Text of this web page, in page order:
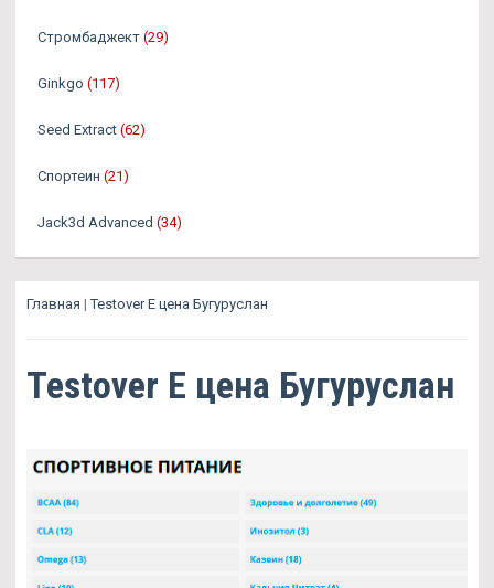
Стромбаджект (29)
Ginkgo (117)
Seed Extract (62)
Спортеин (21)
Jack3d Advanced (34)
Главная |Testover E цена Бугуруслан
Testover E цена Бугуруслан